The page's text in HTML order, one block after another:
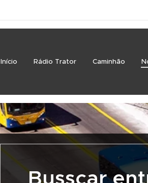
Início Rádio Trator Caminhão
Busscar